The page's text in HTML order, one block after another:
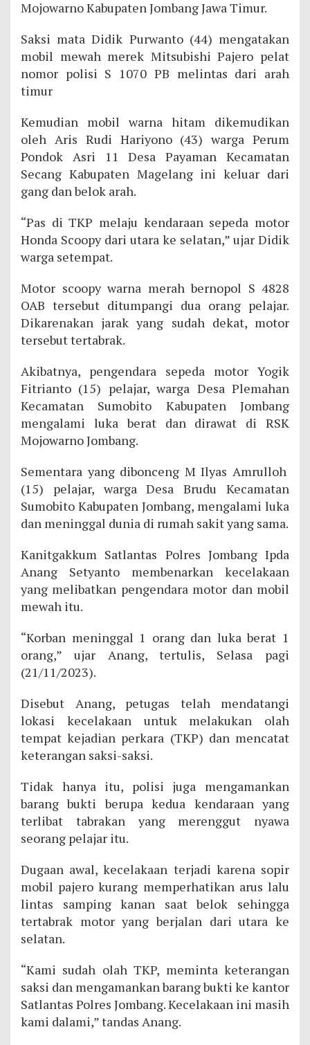
Mojowarno Kabupaten Jombang Jawa Timur.
Saksi mata Didik Purwanto (44) mengatakan
mobil mewah merek Mitsubishi Pajero pelat
nomor polisi S 1070 PB melintas dari arah
timur
Kemudian mobil warna hitam dikemudikan
oleh Aris Rudi Hariyono (43) warga Perum
Pondok Asri 11 Desa Payaman Kecamatan
Secang Kabupaten Magelang ini keluar dari
gang dan belok arah.
“Pas di TKP melaju kendaraan sepeda motor
Honda Scoopy dari utara ke selatan,” ujar Didik
warga setempat.
Motor scoopy warna merah bernopol S 4828
OAB tersebut ditumpangi dua orang pelajar.
Dikarenakan jarak yang sudah dekat, motor
tersebut tertabrak.
Akibatnya, pengendara sepeda motor Yogik
Fitrianto (15) pelajar, warga Desa Plemahan
Kecamatan Sumobito Kabupaten Jombang
mengalami luka berat dan dirawat di RSK
Mojowarno Jombang.
Sementara yang dibonceng M Ilyas Amrulloh
(15) pelajar, warga Desa Brudu Kecamatan
Sumobito Kabupaten Jombang, mengalami luka
dan meninggal dunia di rumah sakit yang sama.
Kanitgakkum Satlantas Polres Jombang Ipda
Anang Setyanto membenarkan kecelakaan
yang melibatkan pengendara motor dan mobil
mewah itu.
“Korban meninggal 1 orang dan luka berat 1
orang,” ujar Anang, tertulis, Selasa pagi
(21/11/2023).
Disebut Anang, petugas telah mendatangi
lokasi kecelakaan untuk melakukan olah
tempat kejadian perkara (TKP) dan mencatat
keterangan saksi-saksi.
Tidak hanya itu, polisi juga mengamankan
barang bukti berupa kedua kendaraan yang
terlibat tabrakan yang merenggut nyawa
seorang pelajar itu.
Dugaan awal, kecelakaan terjadi karena sopir
mobil pajero kurang memperhatikan arus lalu
lintas samping kanan saat belok sehingga
tertabrak motor yang berjalan dari utara ke
selatan.
“Kami sudah olah TKP, meminta keterangan
saksi dan mengamankan barang bukti ke kantor
Satlantas Polres Jombang. Kecelakaan ini masih
kami dalami,” tandas Anang.